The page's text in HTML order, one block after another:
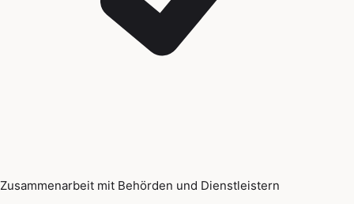
Zusammenarbeit mit Behörden und Dienstleistern